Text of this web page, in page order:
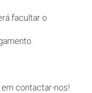
facultar o
contactar-nos!